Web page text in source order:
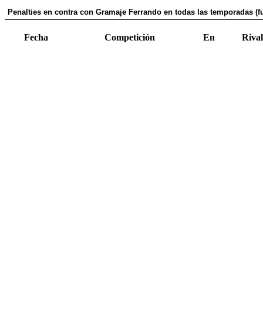
Penalties en contra con Gramaje Ferrando en todas las temporadas
Fecha Competición En Rival